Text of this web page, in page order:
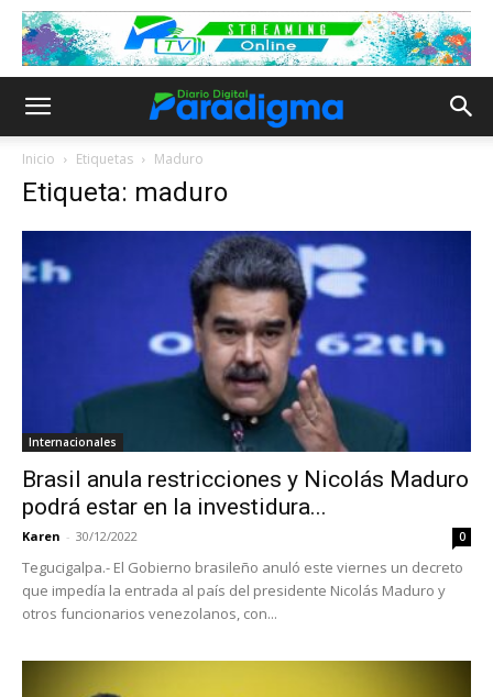
Inicio Etiquetas Maduro
Etiqueta: maduro
Internacionales
Brasil anula restricciones y Nicolás Maduro
podrá estar en la investidura...
Karen - 30/12/2022 0
Tegucigalpa.- El Gobierno brasileño anuló este viernes un decreto
que impedía la entrada al país del presidente Nicolás Maduro y
otros funcionarios venezolanos, con...